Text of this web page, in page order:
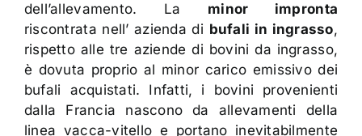
dell’allevamento. La minor impronta
riscontrata nell’ azienda di bufali in ingrasso,
rispetto alle tre aziende di bovini da ingrasso,
è dovuta proprio al minor carico emissivo dei
bufali acquistati. Infatti, i bovini provenienti
dalla Francia nascono da allevamenti della
linea vacca-vitello e portano inevitabilmente